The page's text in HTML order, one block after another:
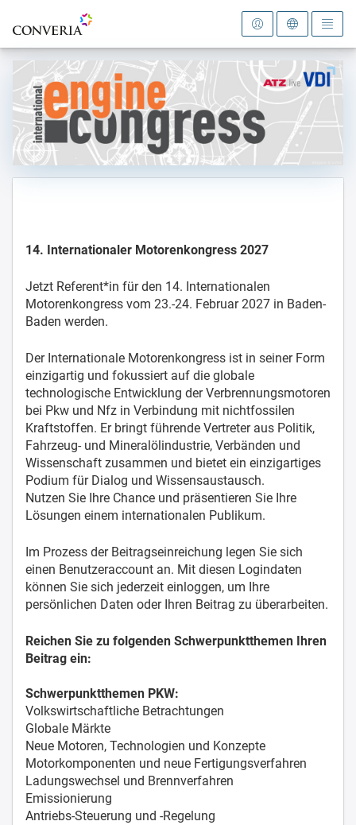
Zur Startseite
14. Internationaler Motorenkongress 2027
Jetzt Referent*in für den 14. Internationalen
Motorenkongress vom 23.-24. Februar 2027 in Baden-
Baden werden.
Der Internationale Motorenkongress ist in seiner Form
einzigartig und fokussiert auf die globale
technologische Entwicklung der Verbrennungsmotoren
bei Pkw und Nfz in Verbindung mit nichtfossilen
Kraftstoffen. Er bringt führende Vertreter aus Politik,
Fahrzeug- und Mineralölindustrie, Verbänden und
Wissenschaft zusammen und bietet ein einzigartiges
Podium für Dialog und Wissensaustausch.
Nutzen Sie Ihre Chance und präsentieren Sie Ihre
Lösungen einem internationalen Publikum.
Im Prozess der Beitragseinreichung legen Sie sich
einen Benutzeraccount an. Mit diesen Logindaten
können Sie sich jederzeit einloggen, um Ihre
persönlichen Daten oder Ihren Beitrag zu überarbeiten.
Reichen Sie zu folgenden Schwerpunktthemen Ihren
Beitrag ein:
Schwerpunktthemen PKW:
Volkswirtschaftliche Betrachtungen
Globale Märkte
Neue Motoren, Technologien und Konzepte
Motorkomponenten und neue Fertigungsverfahren
Ladungswechsel und Brennverfahren
Emissionierung
Antriebs-Steuerung und -Regelung